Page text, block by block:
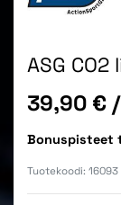
ASG
Hinta
39,90 €
Bonuspisteet
Tuotekoodi: 16093